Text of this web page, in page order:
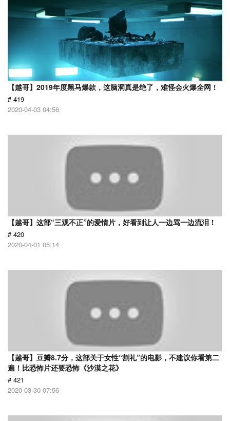
【越哥】2019年度黑马爆款，这脑洞真是绝了，难怪会火爆全网！
# 419
2020-04-03 04:56
【越哥】这部“三观不正”的爱情片，好看到让人一边骂一边流泪！
# 420
2020-04-01 05:14
【越哥】豆瓣8.7分，这部关于女性“割礼”的电影，不建议你看第二
遍！比恐怖片还要恐怖《沙漠之花》
# 421
2020-03-30 07:56